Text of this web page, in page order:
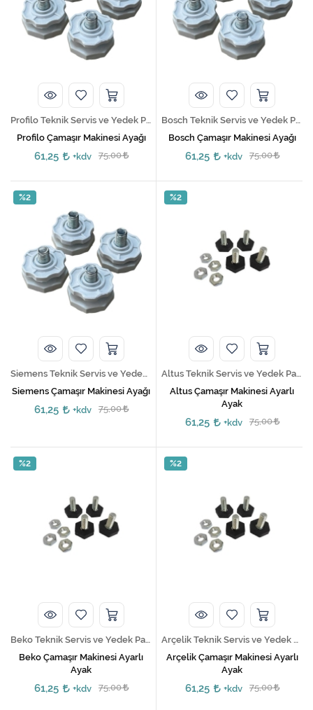
Şofben ve Termosifon
Profilo Teknik Servis ve Yedek Parça Hizmetleri
Profilo Çamaşır Makinesi Ayağı
61,25 +kdv 75,00
Bosch Teknik Servis ve Yedek Parça Hizmetleri
Bosch Çamaşır Makinesi Ayağı
61,25 +kdv 75,00
%2
Siemens Teknik Servis ve Yedek Parça Hizmetleri
Siemens Çamaşır Makinesi Ayağı
61,25 +kdv 75,00
%2
Altus Teknik Servis ve Yedek Parça Hizmetleri
Altus Çamaşır Makinesi Ayarlı
Ayak
61,25 +kdv 75,00
%2
Beko Teknik Servis ve Yedek Parça Hizmetleri
Beko Çamaşır Makinesi Ayarlı
Ayak
61,25 +kdv 75,00
%2
Arçelik Teknik Servis ve Yedek Parça Hizmetleri
Arçelik Çamaşır Makinesi Ayarlı
Ayak
61,25 +kdv 75,00